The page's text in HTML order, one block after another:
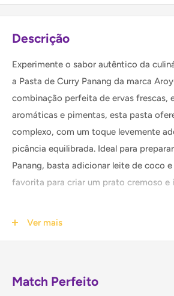
Descrição
Experimente o sabor autêntico da
a Pasta de Curry Panang da marca
combinação perfeita de ervas frescas,
aromáticas e pimentas, esta pasta
complexo, com um toque levemente
picância equilibrada. Ideal para
Panang, basta adicionar leite de coco
favorita para criar um prato cremoso e
INGREDIENTES:
Ver mais
Match Perfeito